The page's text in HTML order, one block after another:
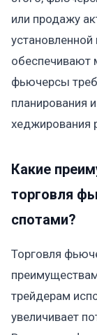
или продажу
обеспечивают
фьючерсы
планирования
хеджирования
Какие
торговля
спотами?
Торговля
трейдерам
увеличивает